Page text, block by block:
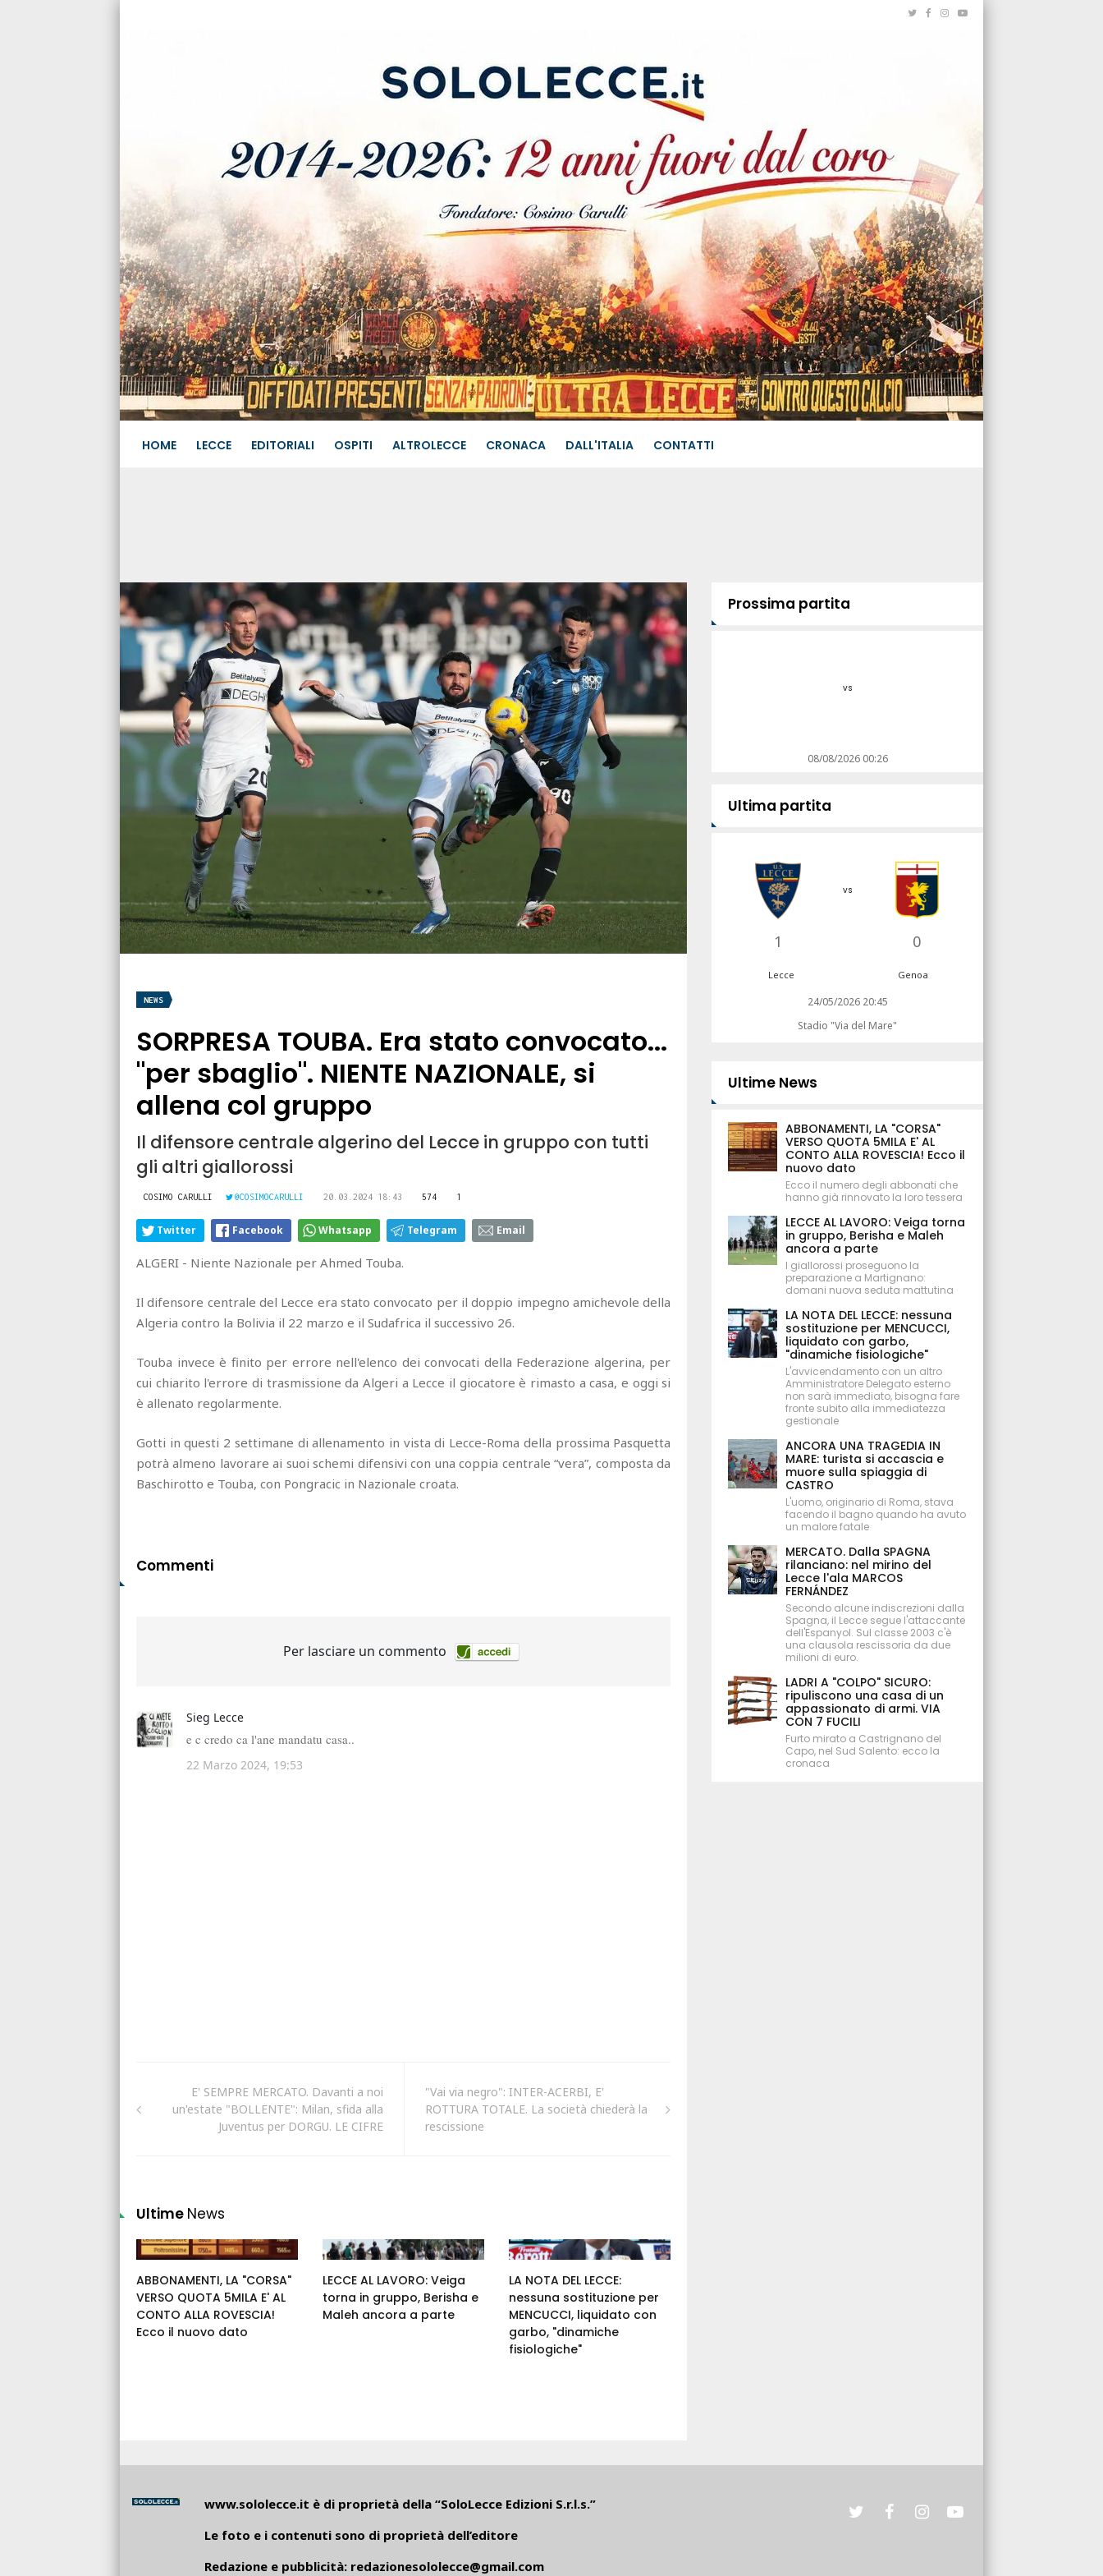
HOME LECCE EDITORIALI OSPITI ALTROLECCE CRONACA DALL'ITALIA CONTATTI
NEWS
SORPRESA TOUBA. Era stato convocato...
"per sbaglio". NIENTE NAZIONALE, si
allena col gruppo
Il difensore centrale algerino del Lecce in gruppo con tutti
gli altri giallorossi
COSIMO CARULLI @COSIMOCARULLI 20.03.2024 18:43 574 1
Twitter Facebook Whatsapp Telegram Email
ALGERI - Niente Nazionale per Ahmed Touba.
Il difensore centrale del Lecce era stato convocato per il doppio impegno amichevole della
Algeria contro la Bolivia il 22 marzo e il Sudafrica il successivo 26.
Touba invece è finito per errore nell'elenco dei convocati della Federazione algerina, per
cui chiarito l'errore di trasmissione da Algeri a Lecce il giocatore è rimasto a casa, e oggi si
è allenato regolarmente.
Gotti in questi 2 settimane di allenamento in vista di Lecce-Roma della prossima Pasquetta
potrà almeno lavorare ai suoi schemi difensivi con una coppia centrale “vera”, composta da
Baschirotto e Touba, con Pongracic in Nazionale croata.
Commenti
E' SEMPRE MERCATO. Davanti a noi
un'estate "BOLLENTE": Milan, sfida alla
Juventus per DORGU. LE CIFRE
"Vai via negro": INTER-ACERBI, E'
ROTTURA TOTALE. La società chiederà la
rescissione
Ultime News
ABBONAMENTI, LA "CORSA"
VERSO QUOTA 5MILA E' AL
CONTO ALLA ROVESCIA!
Ecco il nuovo dato
LECCE AL LAVORO: Veiga
torna in gruppo, Berisha e
Maleh ancora a parte
LA NOTA DEL LECCE:
nessuna sostituzione per
MENCUCCI, liquidato con
garbo, "dinamiche
fisiologiche"
Prossima partita
vs
08/08/2026 00:26
Ultima partita
1
vs
0
Lecce Genoa
24/05/2026 20:45
Stadio "Via del Mare"
Ultime News
ABBONAMENTI, LA "CORSA"
VERSO QUOTA 5MILA E' AL
CONTO ALLA ROVESCIA! Ecco il
nuovo dato
Ecco il numero degli abbonati che
hanno già rinnovato la loro tessera
LECCE AL LAVORO: Veiga torna
in gruppo, Berisha e Maleh
ancora a parte
I giallorossi proseguono la
preparazione a Martignano:
domani nuova seduta mattutina
LA NOTA DEL LECCE: nessuna
sostituzione per MENCUCCI,
liquidato con garbo,
"dinamiche fisiologiche"
L'avvicendamento con un altro
Amministratore Delegato esterno
non sarà immediato, bisogna fare
fronte subito alla immediatezza
gestionale
ANCORA UNA TRAGEDIA IN
MARE: turista si accascia e
muore sulla spiaggia di
CASTRO
L'uomo, originario di Roma, stava
facendo il bagno quando ha avuto
un malore fatale
MERCATO. Dalla SPAGNA
rilanciano: nel mirino del
Lecce l'ala MARCOS
FERNÁNDEZ
Secondo alcune indiscrezioni dalla
Spagna, il Lecce segue l'attaccante
dell'Espanyol. Sul classe 2003 c'è
una clausola rescissoria da due
milioni di euro.
LADRI A "COLPO" SICURO:
ripuliscono una casa di un
appassionato di armi. VIA
CON 7 FUCILI
Furto mirato a Castrignano del
Capo, nel Sud Salento: ecco la
cronaca
www.sololecce.it è di proprietà della “SoloLecce Edizioni S.r.l.s.”
Le foto e i contenuti sono di proprietà dell’editore
Redazione e pubblicità: redazionesololecce@gmail.com